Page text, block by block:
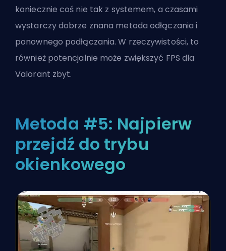
koniecznie coś nie tak z systemem, a czasami
wystarczy dobrze znana metoda odłączania i
ponownego podłączania. W rzeczywistości, to
również potencjalnie może zwiększyć FPS dla
Valorant zbyt.
Metoda #5: Najpierw
przejdź do trybu
okienkowego